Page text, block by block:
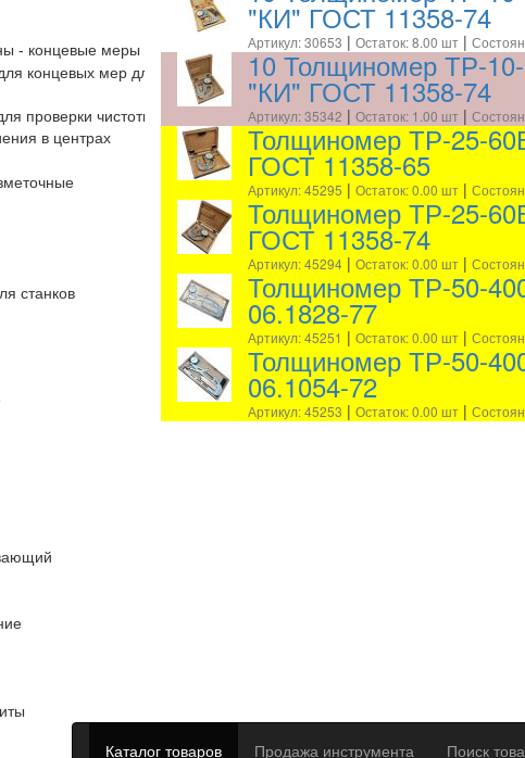
- концевые меры длинны - КМД
концевых мер длины
проверки чистоты поверхностей
в центрах
станков
"КИ" ГОСТ 11358-74
Артикул: 30653 | Остаток: 8.00 шт|
10 Толщиномер ТР-
"КИ" ГОСТ 11358-74
Артикул: 35342 | Остаток: 1.00 шт |
Толщиномер ТР-25-
ГОСТ 11358-65
Артикул: 45295 | Остаток: 0.00 шт|
Толщиномер ТР-25-
ГОСТ 11358-74
Артикул: 45294 | Остаток: 0.00 шт|
Толщиномер ТР-50-
06.1828-77
Артикул: 45251 | Остаток: 0.00 шт|
Толщиномер ТР-50-
06.1054-72
Артикул: 45253 | Остаток: 0.00 шт|
Каталог товаров Продажа инструмента Поиск